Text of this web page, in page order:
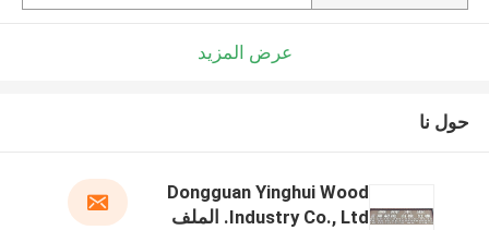
عرض المزيد
حول نا
Dongguan Yinghui Wood
Industry Co., Ltd. الملف